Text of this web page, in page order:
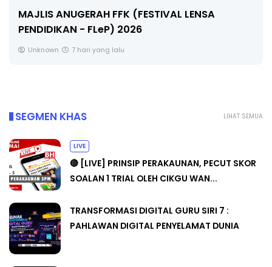
🔴 [LIVE] MATEMATIK SR, WANG TAHUN 6 OLEH
CIKGU ANITA #ALLINONE #141 #...
LIHAT SEMUA
SEGMEN KHAS
LIVE
🔴 [LIVE] PRINSIP PERAKAUNAN, PECUT SKOR
SOALAN 1 TRIAL OLEH CIKGU WAN...
TRANSFORMASI DIGITAL GURU SIRI 7 :
PAHLAWAN DIGITAL PENYELAMAT DUNIA